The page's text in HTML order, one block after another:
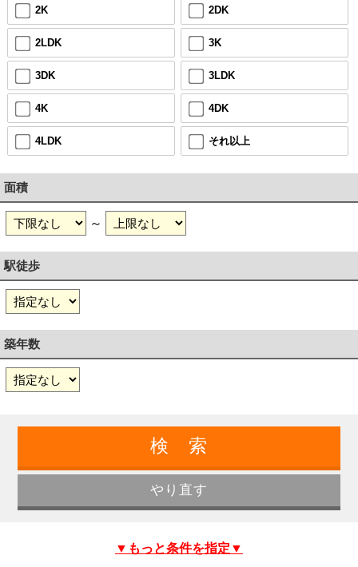
2K 2DK
2LDK 3K
3DK 3LDK
4K 4DK
4LDK それ以上
面積
～
駅徒歩
築年数
▼もっと条件を指定▼